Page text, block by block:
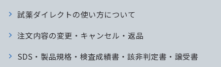
試薬ダイレクトの使い方について
注文内容の変更・キャンセル・返品
SDS・製品規格・検査成績書・該非判定書・譲受書